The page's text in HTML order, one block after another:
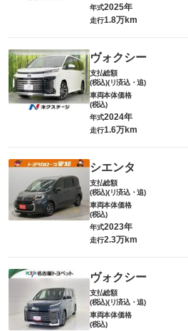
年式2025年
走行1.8万km
ヴォクシー
支払総額
(税込)(リ済込・追)
車両本体価格
(税込)
年式2024年
走行1.6万km
シエンタ
支払総額
(税込)(リ済込・追)
車両本体価格
(税込)
年式2023年
走行2.3万km
ヴォクシー
支払総額
(税込)(リ済込・追)
車両本体価格
(税込)